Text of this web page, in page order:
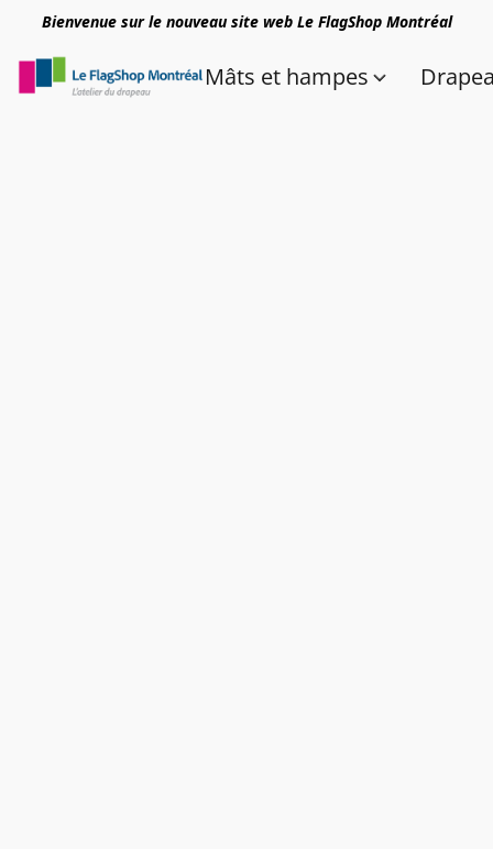
Bienvenue sur le nouveau site web Le FlagShop Montréal
Mâts et hampes